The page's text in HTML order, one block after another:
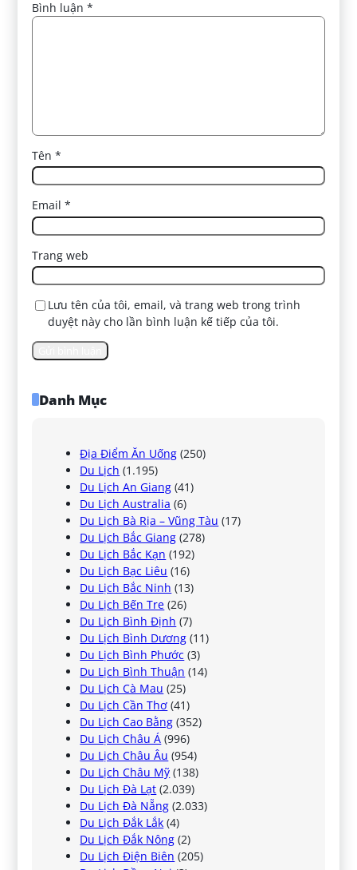
Bình luận*
Tên*
Email*
Trang web
Lưu tên của tôi, email, và trang web trong trình
duyệt này cho lần bình luận kế tiếp của tôi.
Danh Mục
Địa Điểm Ăn Uống (250)
Du Lịch (1.195)
Du Lịch An Giang (41)
Du Lịch Australia (6)
Du Lịch Bà Rịa – Vũng Tàu (17)
Du Lịch Bắc Giang (278)
Du Lịch Bắc Kạn (192)
Du Lịch Bạc Liêu (16)
Du Lịch Bắc Ninh (13)
Du Lịch Bến Tre (26)
Du Lịch Bình Định (7)
Du Lịch Bình Dương (11)
Du Lịch Bình Phước (3)
Du Lịch Bình Thuận (14)
Du Lịch Cà Mau (25)
Du Lịch Cần Thơ (41)
Du Lịch Cao Bằng (352)
Du Lịch Châu Á (996)
Du Lịch Châu Âu (954)
Du Lịch Châu Mỹ (138)
Du Lịch Đà Lạt (2.039)
Du Lịch Đà Nẵng (2.033)
Du Lịch Đắk Lắk (4)
Du Lịch Đắk Nông (2)
Du Lịch Điện Biên (205)